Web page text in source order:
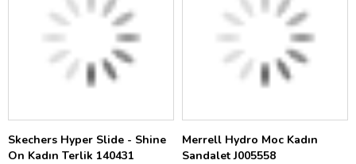
Skechers Hyper Slide - Shine
On Kadın Terlik 140431
Merrell Hydro Moc Kadın
Sandalet J005558